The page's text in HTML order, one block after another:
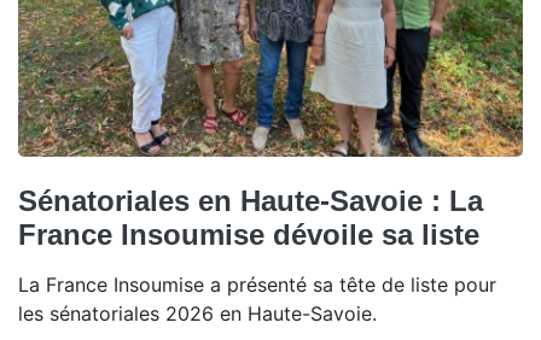
Sénatoriales en Haute-Savoie : La
France Insoumise dévoile sa liste
La France Insoumise a présenté sa tête de liste pour
les sénatoriales 2026 en Haute-Savoie.